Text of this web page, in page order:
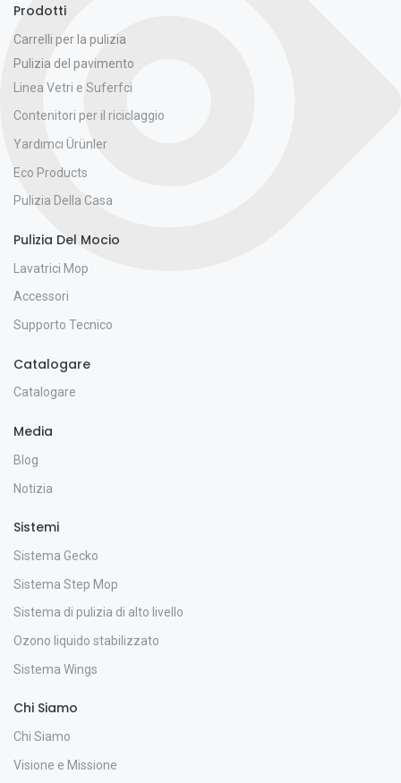
Prodotti
Carrelli per la pulizia
Pulizia del pavimento
Linea Vetri e Suferfci
Contenitori per il riciclaggio
Yardımcı Ürünler
Eco Products
Pulizia Della Casa
Pulizia Del Mocio
Lavatrici Mop
Accessori
Supporto Tecnico
Catalogare
Catalogare
Media
Blog
Notizia
Sistemi
Sistema Gecko
Sistema Step Mop
Sistema di pulizia di alto livello
Ozono liquido stabilizzato
Sistema Wings
Chi Siamo
Chi Siamo
Visione e Missione